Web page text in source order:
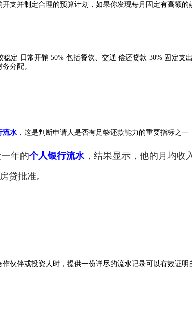
支并制定合理的预算计划，如果你发现每月固定有高额的
定 日常开销 50% 包括餐饮、交通 偿还贷款 30% 固定支
分配。
流水，这是判断申请人是否有足够还款能力的重要指标之一
年的个人银行流水，结果显示，他的月均收
贷批准。
伙伴或投资人时，提供一份详尽的流水记录可以有效证明